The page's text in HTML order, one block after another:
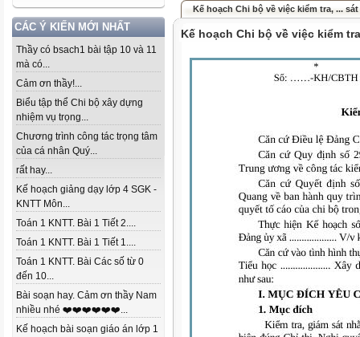
CÁC Ý KIẾN MỚI NHẤT
Thầy có bsach1 bài tập 10 và 11
mà có...
Cảm ơn thầy!...
Biểu tập thể Chi bộ xây dựng
nhiệm vụ trọng...
Chương trình công tác trọng tâm
của cá nhân Quý...
rất hay...
Kế hoạch giảng dạy lớp 4 SGK -
KNTT Môn...
Toán 1 KNTT. Bài 1 Tiết 2....
Toán 1 KNTT. Bài 1 Tiết 1....
Toán 1 KNTT. Bài Các số từ 0
đến 10...
Bài soạn hay. Cảm ơn thầy Nam
nhiều nhé ❤️❤️❤️❤️❤️❤️...
Kế hoạch bài soạn giáo án lớp 1
Kế hoạch Chi bộ về việc kiểm tra, ... sát
Kế hoạch Chi bộ về việc kiểm